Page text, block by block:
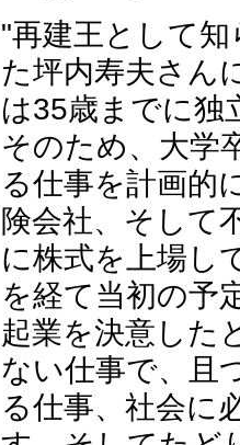
"再建王として
た坪内寿夫さん
は35歳までに独
そのため、大学
る仕事を計画的
険会社、そして
に株式を上場し
を経て当初の予
起業を決意した
ない仕事で、且
る仕事、社会に